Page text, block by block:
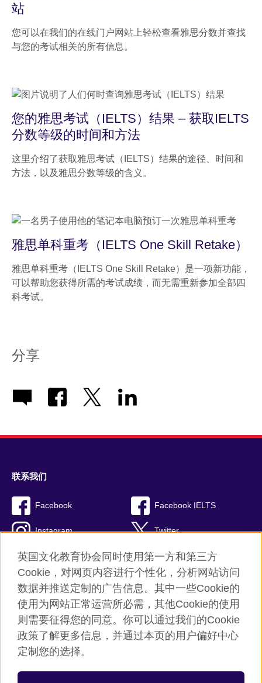
站
您可以在我们的在线门户网站上轻松查看雅思分数并查找
与您的考试相关的所有信息。
您的雅思考试（IELTS）结果 – 获取IELTS
分数等级的时间和方法
这里介绍了获取雅思考试（IELTS）结果的途径、时间和
方法，以及雅思分数等级的含义。
雅思单科重考（IELTS One Skill Retake）
雅思单科重考（IELTS One Skill Retake）是一项新功能，
可以帮助您获得所需的考试成绩，而无需重新参加全部四
科考试。
分享
联系我们
Facebook Facebook IELTS
Instagram Twitter
Blog Youtube
RSS TikTok
Cookies
Sitemap
英国文化教育协会同时使用第一方和第三方
Cookie，对网页内容进行个性化，分析网站访问
数据并推送定制的广告信息。其中一些Cookie的
使用为网站正常运营所必需，其他Cookie的使用
则需要征得您的同意。你可以通过我们的Cookie
政策了解更多信息，并通过本页的用户偏好中心
定制您的选择。